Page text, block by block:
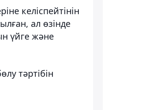
келіспейтінін
ал өзінде
үйге және
тәртібін